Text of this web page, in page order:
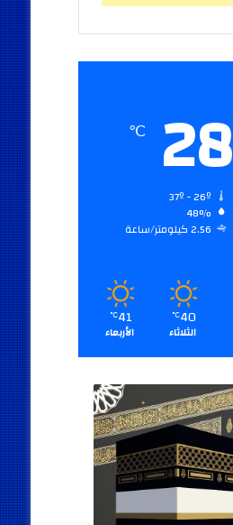
28
℃
48%
2.56 كيلومتر/ساعة
40
℃
الثلاثاء
41
℃
الأربعاء